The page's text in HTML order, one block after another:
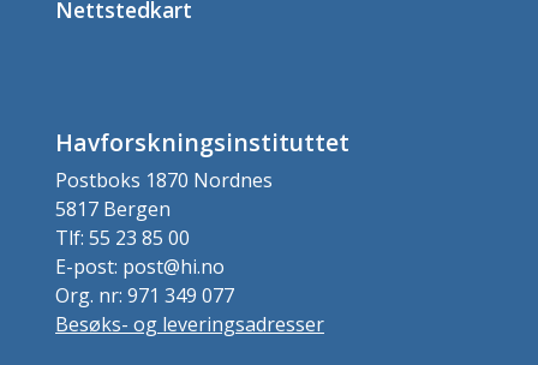
Nettstedkart
Havforskningsinstituttet
Postboks 1870 Nordnes
5817 Bergen
Tlf: 55 23 85 00
E-post: post@hi.no
Org. nr: 971 349 077
Besøks- og leveringsadresser